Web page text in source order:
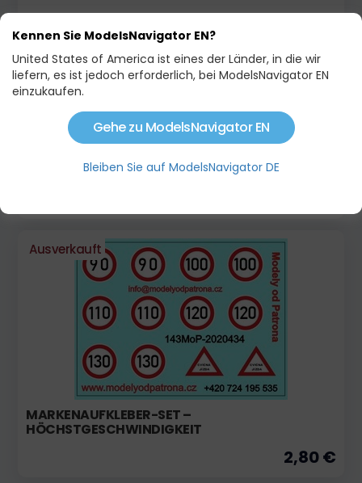
SCHWARZ MATT FOLIE, VORGESTANZT
Ausverkauft
MARKENAUFKLEBER-SET –
HÖCHSTGESCHWINDIGKEIT
2,80 €
Kennen Sie ModelsNavigator EN?
United States of America ist eines der Länder, in die wir
liefern, es ist jedoch erforderlich, bei ModelsNavigator EN
einzukaufen.
Gehe zu ModelsNavigator EN
Bleiben Sie auf ModelsNavigator DE